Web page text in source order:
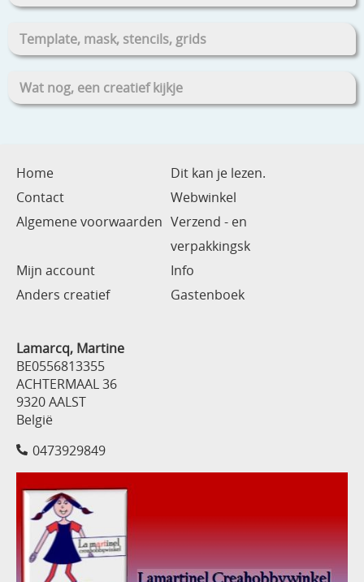
Template, mask, stencils, grids
Wat nog, een creatief kijkje
Home
Dit kan je lezen.
Contact
Webwinkel
Algemene voorwaarden Verzend - en
verpakkingsk
Mijn account
Info
Anders creatief
Gastenboek
Lamarcq, Martine
BE0556813355
ACHTERMAAL 36
9320 AALST
België
0473929849